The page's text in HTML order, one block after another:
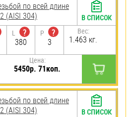
по всей длине
(AISI 304)
L
?
380
P
?
3
Вес:
1.463 кг.
Цена:
5450р. 71коп.
В СПИСОК
по всей длине
(AISI 304)
В СПИСОК